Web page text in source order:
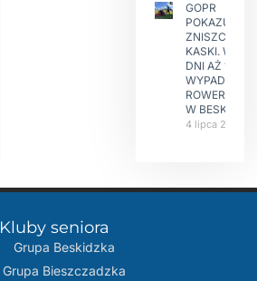
GOPR
POKAZUJE
ZNISZCZONE
KASKI. W
DNI AŻ 15
WYPADKÓW
W
4 lipca 2026
Kluby seniora
Grupa Beskidzka​
Grupa Bieszczadzka